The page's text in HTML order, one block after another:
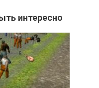
интересно